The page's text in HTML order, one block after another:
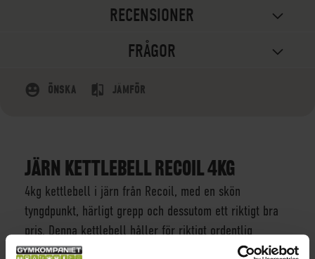
RECENSIONER
FRÅGOR
ÖNSKA JÄMFÖR
JÄRN KETTLEBELL RECOIL 4KG
4kg kettlebell i järn från Recoil, med en skön
tyngdpunkt, härligt grepp och dessutom ett riktigt bra
pris. Denna kettlebell håller för riktigt ordentlig
användning och passar därför både för privatpersonen